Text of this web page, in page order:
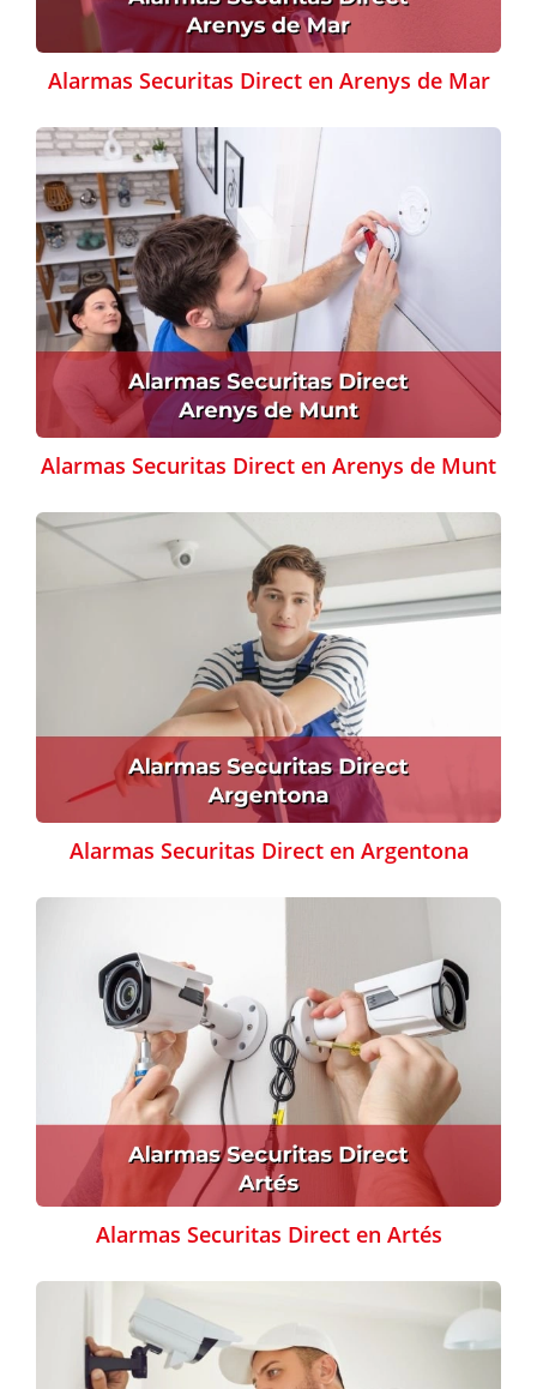
Alarmas Securitas Direct en Arenys de Mar
Alarmas Securitas Direct en Arenys de Munt
Alarmas Securitas Direct en Argentona
Alarmas Securitas Direct en Artés